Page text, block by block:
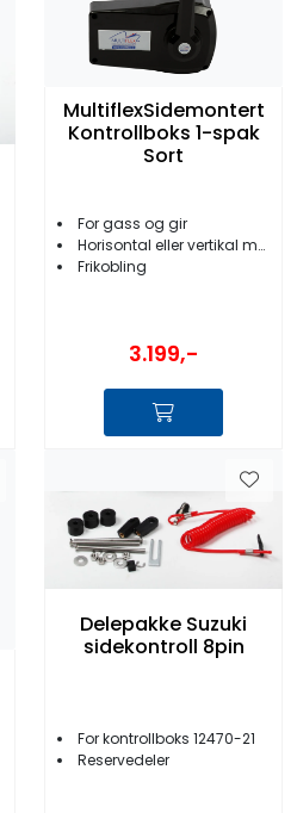
MultiflexSidemontert
Kontrollboks 1-spak
Sort
For gass og gir
Horisontal eller vertikal montering
Frikobling
3.199,-
Delepakke Suzuki
sidekontroll 8pin
For kontrollboks 12470-21
Reservedeler